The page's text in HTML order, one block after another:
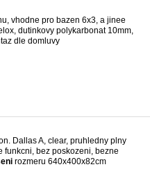
vhodne pro bazen 6x3, a jinee
dutinkovy polykarbonat 10mm,
dle domluvy
Dallas A, clear, pruhledny plny
funkcni, bez poskozeni, bezne
rozmeru 640x400x82cm